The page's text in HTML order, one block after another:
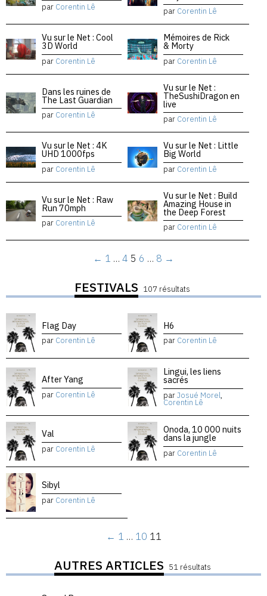
par Corentin Lê par Corentin Lê
Vu sur le Net : Cool
3D World
par Corentin Lê
Mémoires de Rick
& Morty
par Corentin Lê
Dans les ruines de
The Last Guardian
par Corentin Lê
Vu sur le Net :
TheSushiDragon en
live
par Corentin Lê
Vu sur le Net : 4K
UHD 1000fps
par Corentin Lê
Vu sur le Net : Little
Big World
par Corentin Lê
Vu sur le Net : Raw
Run 70mph
par Corentin Lê
Vu sur le Net : Build
Amazing House in
the Deep Forest
par Corentin Lê
← 1 … 4 5 6 … 8 →
FESTIVALS 107 résultats
Flag Day
par Corentin Lê
H6
par Corentin Lê
After Yang
par Corentin Lê
Lingui, les liens
sacrés
parJosué Morel,
Corentin Lê
Val
par Corentin Lê
Onoda, 10 000 nuits
dans la jungle
par Corentin Lê
Sibyl
par Corentin Lê
← 1 … 10 11
AUTRES ARTICLES 51 résultats